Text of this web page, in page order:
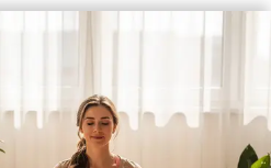
của tôi